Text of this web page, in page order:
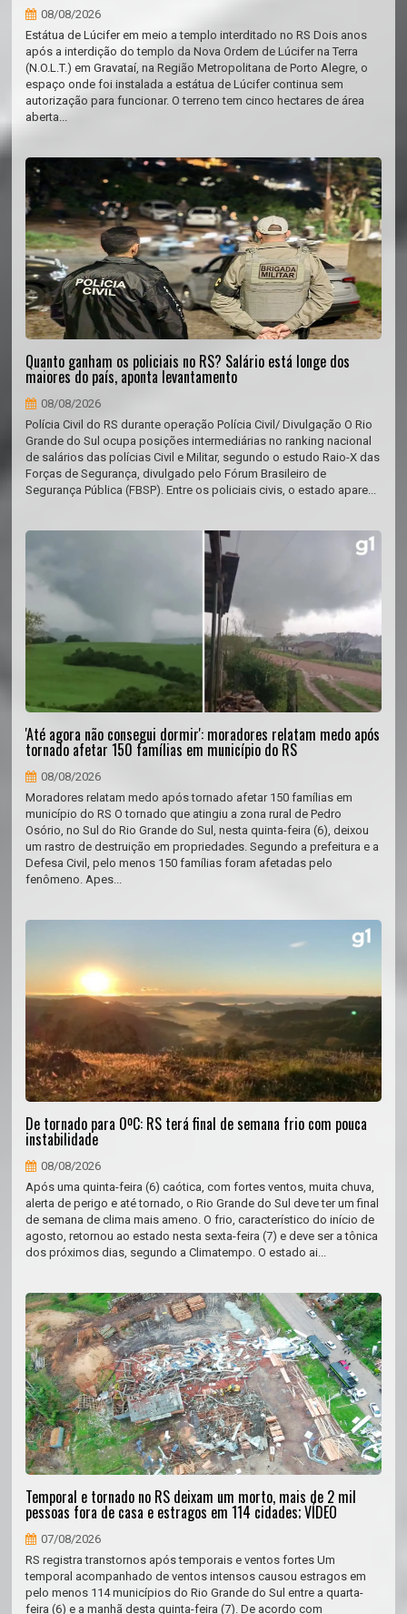
08/08/2026
Estátua de Lúcifer em meio a templo interditado no RS Dois anos
após a interdição do templo da Nova Ordem de Lúcifer na Terra
(N.O.L.T.) em Gravataí, na Região Metropolitana de Porto Alegre, o
espaço onde foi instalada a estátua de Lúcifer continua sem
autorização para funcionar. O terreno tem cinco hectares de área
aberta...
Quanto ganham os policiais no RS? Salário está longe dos
maiores do país, aponta levantamento
08/08/2026
Polícia Civil do RS durante operação Polícia Civil/ Divulgação O Rio
Grande do Sul ocupa posições intermediárias no ranking nacional
de salários das polícias Civil e Militar, segundo o estudo Raio-X das
Forças de Segurança, divulgado pelo Fórum Brasileiro de
Segurança Pública (FBSP). Entre os policiais civis, o estado apare...
'Até agora não consegui dormir': moradores relatam medo após
tornado afetar 150 famílias em município do RS
08/08/2026
Moradores relatam medo após tornado afetar 150 famílias em
município do RS O tornado que atingiu a zona rural de Pedro
Osório, no Sul do Rio Grande do Sul, nesta quinta-feira (6), deixou
um rastro de destruição em propriedades. Segundo a prefeitura e a
Defesa Civil, pelo menos 150 famílias foram afetadas pelo
fenômeno. Apes...
De tornado para 0ºC: RS terá final de semana frio com pouca
instabilidade
08/08/2026
Após uma quinta-feira (6) caótica, com fortes ventos, muita chuva,
alerta de perigo e até tornado, o Rio Grande do Sul deve ter um final
de semana de clima mais ameno. O frio, característico do início de
agosto, retornou ao estado nesta sexta-feira (7) e deve ser a tônica
dos próximos dias, segundo a Climatempo. O estado ai...
Temporal e tornado no RS deixam um morto, mais de 2 mil
pessoas fora de casa e estragos em 114 cidades; VÍDEO
07/08/2026
RS registra transtornos após temporais e ventos fortes Um
temporal acompanhado de ventos intensos causou estragos em
pelo menos 114 municípios do Rio Grande do Sul entre a quarta-
feira (6) e a manhã desta quinta-feira (7). De acordo com